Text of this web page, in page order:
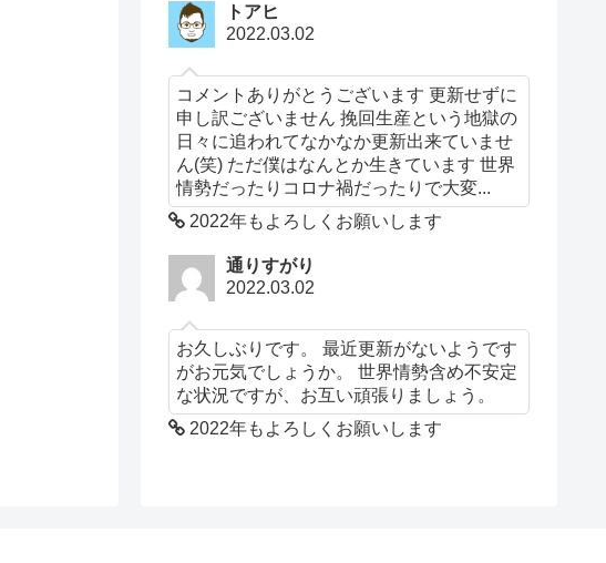
トアヒ
2022.03.02
コメントありがとうございます 更新せずに
申し訳ございません 挽回生産という地獄の
日々に追われてなかなか更新出来ていませ
ん(笑) ただ僕はなんとか生きています 世界
情勢だったりコロナ禍だったりで大変...
2022年もよろしくお願いします
通りすがり
2022.03.02
お久しぶりです。 最近更新がないようです
がお元気でしょうか。 世界情勢含め不安定
な状況ですが、お互い頑張りましょう。
2022年もよろしくお願いします